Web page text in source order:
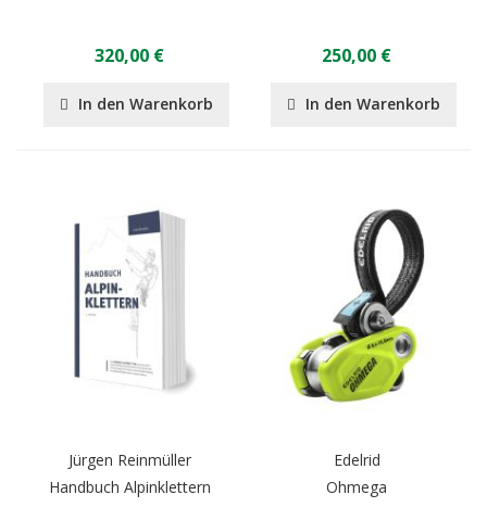
320,00 €
In den Warenkorb
250,00 €
In den Warenkorb
Jürgen Reinmüller
Handbuch Alpinklettern
Edelrid
Ohmega